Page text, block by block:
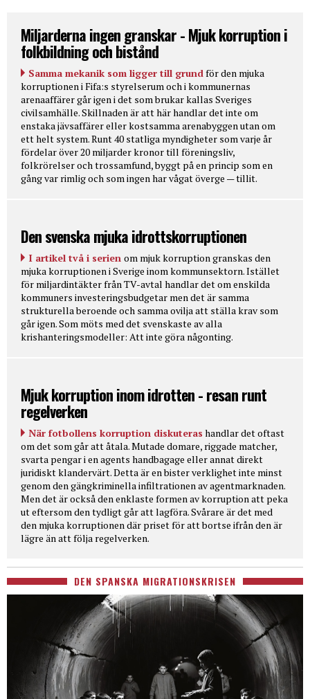
Miljarderna ingen granskar - Mjuk korruption i
folkbildning och bistånd
Samma mekanik som ligger till grundför den mjuka
korruptionen i Fifa:s styrelserum och i kommunernas
arenaaffärer går igen i det som brukar kallas Sveriges
civilsamhälle. Skillnaden är att här handlar det inte om
enstaka jävsaffärer eller kostsamma arenabyggen utan om
ett helt system. Runt 40 statliga myndigheter som varje år
fördelar över 20 miljarder kronor till föreningsliv,
folkrörelser och trossamfund, byggt på en princip som en
gång var rimlig och som ingen har vågat överge — tillit.
Den svenska mjuka idrottskorruptionen
I artikel två i serien om mjuk korruption granskas den
mjuka korruptionen i Sverige inom kommunsektorn. Istället
för miljardintäkter från TV-avtal handlar det om enskilda
kommuners investeringsbudgetar men det är samma
strukturella beroende och samma ovilja att ställa krav som
går igen. Som möts med det svenskaste av alla
krishanteringsmodeller: Att inte göra någonting.
Mjuk korruption inom idrotten - resan runt
regelverken
När fotbollens korruption diskuteras handlar det oftast
om det som går att åtala. Mutade domare, riggade matcher,
svarta pengar i en agents handbagage eller annat direkt
juridiskt klandervärt. Detta är en bister verklighet inte minst
genom den gängkriminella infiltrationen av agentmarknaden.
Men det är också den enklaste formen av korruption att peka
ut eftersom den tydligt går att lagföra. Svårare är det med
den mjuka korruptionen där priset för att bortse ifrån den är
lägre än att följa regelverken.
DEN SPANSKA MIGRATIONSKRISEN